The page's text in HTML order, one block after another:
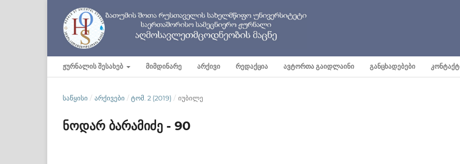
ᲟᲣᲠᲜᲐᲚᲘᲡ ᲨᲔᲡᲐᲮᲔᲑ ᲛᲘᲛᲓᲘᲜᲐᲠᲔ ᲐᲠᲥᲘᲕᲘ ᲠᲔᲓᲐᲥᲪᲘᲐ ᲐᲕᲢᲝᲠᲗᲐ ᲒᲐᲘᲓᲚᲐᲘᲜᲘ ᲒᲐᲜᲪᲮᲐᲓᲔᲑᲔᲑᲘ
ᲡᲐᲬᲧᲘᲡᲘ / ᲐᲠᲥᲘᲕᲔᲑᲘ / ᲢᲝᲛ. 2 (2019) / იუბილე
ნოდარ ბარამიძე - 90